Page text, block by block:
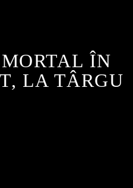
ÎN
LA TÂRGU